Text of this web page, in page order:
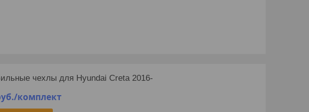
чехлы для Hyundai Creta 2016-
/комплект